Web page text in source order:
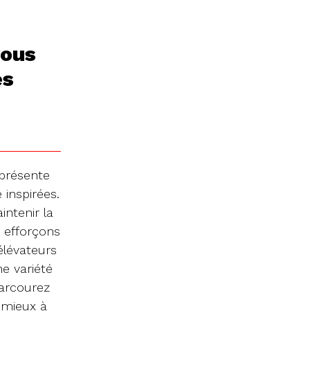
la
efforçons
variété
à